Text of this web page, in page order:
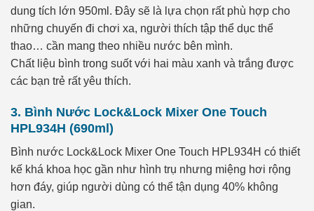
dung tích lớn 950ml. Đây sẽ là lựa chọn rất phù hợp cho
những chuyến đi chơi xa, người thích tập thể dục thể
thao… cần mang theo nhiều nước bên mình.
Chất liệu bình trong suốt với hai màu xanh và trắng được
các bạn trẻ rất yêu thích.
3. Bình Nước Lock&Lock Mixer One Touch
HPL934H (690ml)
Bình nước Lock&Lock Mixer One Touch HPL934H có thiết
kế khá khoa học gần như hình trụ nhưng miệng hơi rộng
hơn đáy, giúp người dùng có thể tận dụng 40% không
gian.